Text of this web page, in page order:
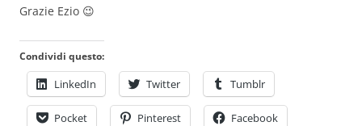
Grazie Ezio 😉
Condividi questo:
LinkedIn Twitter Tumblr
Pocket Pinterest Facebook